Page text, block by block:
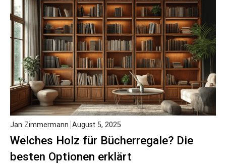
Welches Holz für Bücherregale? Die
besten Optionen erklärt
Jan Zimmermann August 5, 2025